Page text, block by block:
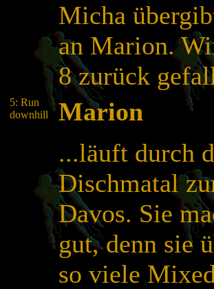
Micha
an Marion.
8 zurück
5: Run
downhill
Marion
...läuft durch
Dischmatal
Davos. Sie
gut, denn sie
so viele